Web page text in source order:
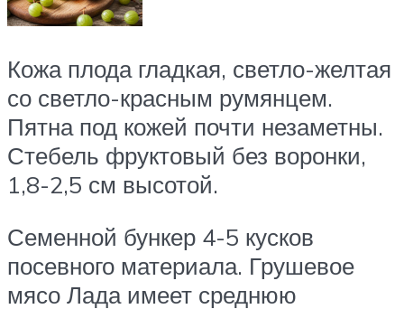
Кожа плода гладкая, светло-желтая
со светло-красным румянцем.
Пятна под кожей почти незаметны.
Стебель фруктовый без воронки,
1,8-2,5 см высотой.
Семенной бункер 4-5 кусков
посевного материала. Грушевое
мясо Лада имеет среднюю